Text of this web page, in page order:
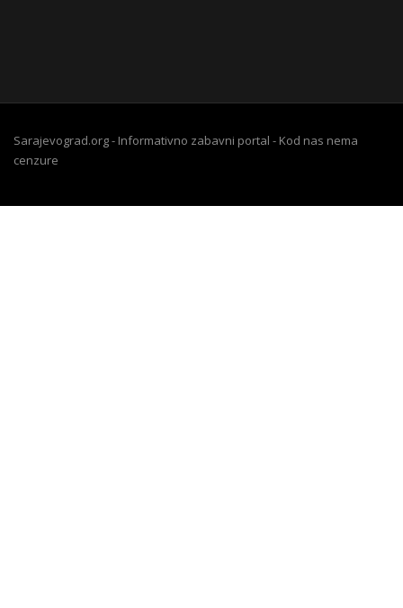
Sarajevograd.org - Informativno zabavni portal - Kod nas nema
cenzure